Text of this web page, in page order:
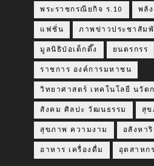
พระราชกรณียกิจ ร.10 พลั
แฟชั่น ภาพข่าวประชาสัม
มูลนิธิป่อเต็กตึ๊ง ยนตรกรร
ราชการ องค์การมหาชน
วิทยาศาสตร์ เทคโนโลยี นวัต
สังคม ศิลปะ วัฒนธรรม สุข
สุขภาพ ความงาม อสังหา
อาหาร เครื่องดื่ม อุตสาหก